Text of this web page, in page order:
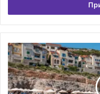
и
т
В
а
ш
у
е
Л
у
ш
т
и